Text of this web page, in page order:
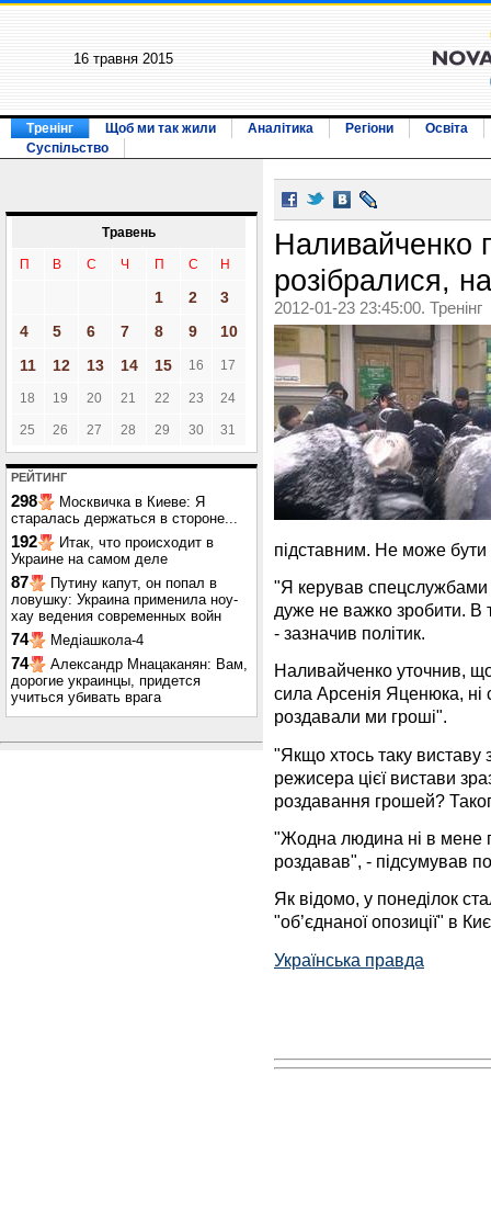
16 травня 2015
Тренінг Щоб ми так жили Аналітика Регіони
Освіта
Суспільство
Травень
П В С Ч П С Н
1 2
3
4
5 6 7 8 9
10
11
12 13 14 15 16 17
18 19 20 21 22 23 24
25 26 27 28 29 30 31
РЕЙТИНГ
298
Москвичка в Киеве: Я
старалась держаться в стороне...
192
Итак, что происходит в
Украине на самом деле
87
Путину капут, он попал в
ловушку: Украина применила ноу-
хау ведения современных войн
74 Медіашкола-4
74
Александр Мнацаканян: Вам,
дорогие украинцы, придется
учиться убивать врага
Наливайченко
розібралися,
2012-01-23 23:45:00. Тренінг
підставним. Не може
"Я керував спецслужбами
дуже не важко зробити. В
- зазначив політик.
Наливайченко уточнив,
сила Арсенія Яценюка,
роздавали ми гроші".
"Якщо хтось таку виставу
режисера цієї вистави
роздавання грошей?
"Жодна людина ні в мене
роздавав", - підсумував
Як відомо, у понеділок
"об’єднаної опозиції" в
Українська правда